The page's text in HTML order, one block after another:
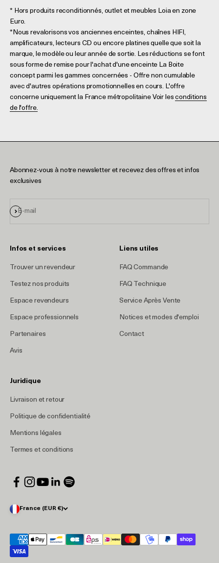
* Hors produits reconditionnés, outlet et meubles Loia en zone
Euro.
*Nous revalorisons vos anciennes enceintes, chaînes HIFI,
amplificateurs, lecteurs CD ou encore platines quelle que soit la
marque, le modèle ou leur année de sortie. Les réductions se font
sous forme de remise pour l'achat d'une enceinte La Boite
concept parmi les gammes concernées - Offre non cumulable
avec d'autres opérations promotionnelles en cours. L'offre
concerne uniquement la France métropolitaine Voir lesconditions
de l'offre.
Abonnez-vous à notre newsletter et recevez des offres et infos
exclusives
E-mail
S'inscrire
Infos et services
Trouver un revendeur
Testez nos produits
Espace revendeurs
Espace professionnels
Partenaires
Avis
Liens utiles
FAQ Commande
FAQ Technique
Service Après Vente
Notices et modes d'emploi
Contact
Juridique
Livraison et retour
Politique de confidentialité
Mentions légales
Termes et conditions
France (EUR €)